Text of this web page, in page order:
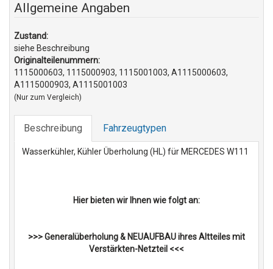
Allgemeine Angaben
Zustand:
siehe Beschreibung
Originalteilenummern:
1115000603, 1115000903, 1115001003, A1115000603,
A1115000903, A1115001003
(Nur zum Vergleich)
Beschreibung Fahrzeugtypen
Wasserkühler, Kühler Überholung (HL) für MERCEDES W111
Hier bieten wir Ihnen wie folgt an:
>>> Generalüberholung & NEUAUFBAU ihres Altteiles mit
Verstärkten-Netzteil <<<